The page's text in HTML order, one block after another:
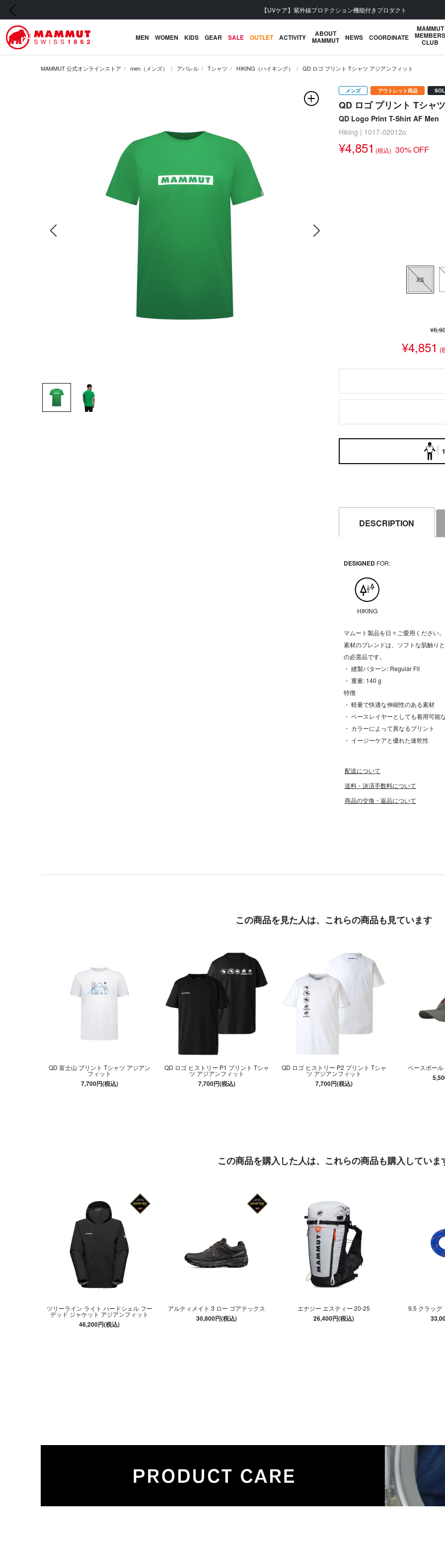
会員登録で【5,500円 (税込) 以上 送料無料】
前の画像
MEN WOMEN KIDS GEAR SALE OUTLET ACTIVITY ABOUT
MAMMUT NEWS COORDINATE
MAMMUT
MEMBERS
CLUB
MAMMUT 公式オンラインストア men（メンズ） アパレル Tシャツ HIKING（ハイキング） QD ロゴ プリント Tシャツ アジアンフィット
メンズ アウトレット商品
QD ロゴ プリント Tシャ
QD Logo Print T-Shirt AF Men
Hiking | 1017-02012o
¥4,851 (税込) 30% OFF
XS
¥4,851 (
DESCRIPTION
DESIGNED FOR:
HIKING
マムート製品を日々ご愛用ください
素材のブレンドは、ソフトな肌触り
の必需品です。
・ 縫製パターン: Regular Fit
・ 重量: 140 g
特徴
・ 軽量で快適な伸縮性のある素材
・ ベースレイヤーとしても着用可能
・ カラーによって異なるプリント
・ イージーケアと優れた速乾性
配送について
送料・決済手数料について
商品の交換・返品について
この商品を見た人は、 これらの商品も見ています
QD 富士山 プリント Tシャツ アジアン
フィット
7,700円(税込)
QD ロゴ ヒストリー P1 プリント Tシャ
ツ アジアンフィット
7,700円(税込)
QD ロゴ ヒストリー P2 プリント Tシャ
ツ アジアンフィット
7,700円(税込)
ベースボール
この商品を購入した人は、 これらの商品も購入していま
ツリーライン ライト ハードシェル フー
デッド ジャケット アジアンフィット
46,200円(税込)
アルティメイト 3 ロー ゴアテックス
30,800円(税込)
エナジー エスティー 20-25
26,400円(税込)
9.5 クラッグ